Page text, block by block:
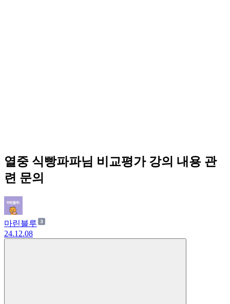
열중 식빵파파님 비교평가 강의 내용 관
련 문의
마린블루
24.12.08